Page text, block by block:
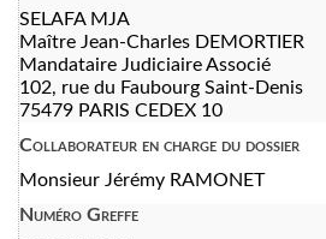
SELAFA MJA
Maître Jean-Charles DEMORTIER
Mandataire Judiciaire Associé
102, rue du Faubourg Saint-Denis
75479 PARIS CEDEX 10
Collaborateur en charge du dossier
Monsieur Jérémy RAMONET
Numéro Greffe